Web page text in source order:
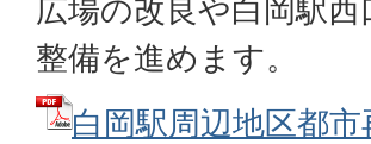
広場の改良や白岡駅
整備を進めます。
白岡駅周辺地区都